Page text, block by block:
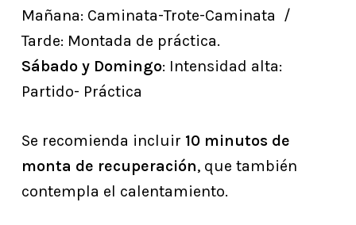
Mañana: Caminata-Trote-Caminata /
Tarde: Montada de práctica.
Sábado y Domingo: Intensidad alta:
Partido- Práctica
Se recomienda incluir 10 minutos de
monta de recuperación, que también
contempla el calentamiento.